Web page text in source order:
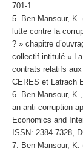
701-1.
Ben Mansour, K.
lutte contre la
? » chapitre
collectif intitulé «
contrats relatifs
CERES et Latrach
Ben Mansour,
an anti-corruption
Economics and
ISSN: 2384-7328,
Ben Mansour, K.